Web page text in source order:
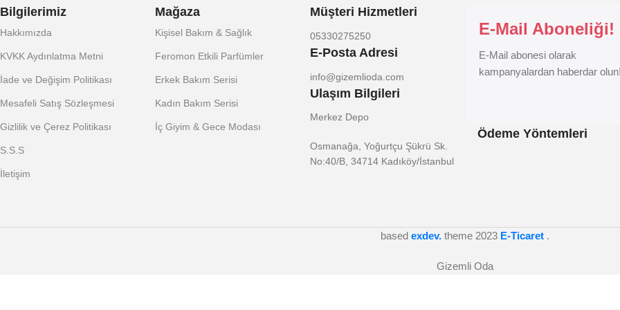
Bilgilerimiz
Hakkımızda
KVKK Aydınlatma Metni
İade ve Değişim Politikası
Mesafeli Satış Sözleşmesi
Gizlilik ve Çerez Politikası
S.S.S
İletişim
Mağaza
Kişisel Bakım & Sağlık
Feromon Etkili Parfümler
Erkek Bakım Serisi
Kadın Bakım Serisi
İç Giyim & Gece Modası
Müşteri Hizmetleri
05330275250
E-Posta Adresi
info@gizemlioda.com
Ulaşım Bilgileri
Merkez Depo
Osmanağa, Yoğurtçu Şükrü Sk.
No:40/B, 34714 Kadıköy/İstanbul
E-Mail Aboneliği!
E-Mail abonesi olarak
kampanyalardan haberdar
Ödeme Yöntemleri
based exdev. theme 2023 E-Ticaret .
Gizemli Oda